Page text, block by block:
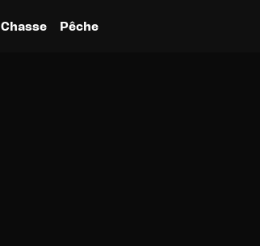
Chasse Pêche